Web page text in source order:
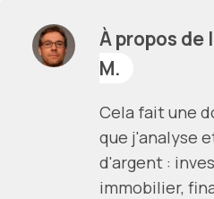
À propos de
M.
Cela fait une
que j'analyse
d'argent :
immobilier,